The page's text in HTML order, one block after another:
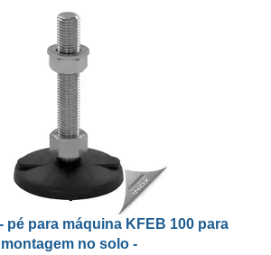
pé para máquina KFEB 100 para
montagem no solo -